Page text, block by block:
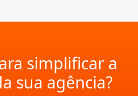
simplificar a
sua agência?